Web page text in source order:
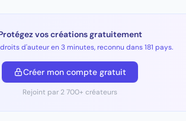
vos créations gratuitement
d'auteur en 3 minutes, reconnu dans 181 pays.
Créer mon compte gratuit
Rejoint par 2 700+ créateurs